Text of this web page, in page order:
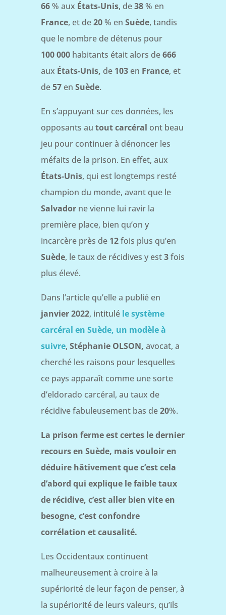
66% aux États-Unis, de38% en
France, et de20% en Suède, tandis
que le nombre de détenus pour
100 000habitants était alors de666
aux États-Unis, de 103 en France, et
de57en Suède.
En s’appuyant sur ces données, les
opposants au tout carcéral ont beau
jeu pour continuer à dénoncer les
méfaits de la prison. En effet, aux
États-Unis, qui est longtemps resté
champion du monde, avant que le
Salvadorne vienne lui ravir la
première place, bien qu’on y
incarcère près de 12fois plus qu’en
Suède, le taux de récidives y est3fois
plus élevé.
Dans l’article qu’elle a publié en
janvier 2022, intitulé le système
carcéral en Suède, un modèle à
suivre, Stéphanie OLSON, avocat, a
cherché les raisons pour lesquelles
ce pays apparaît comme une sorte
d’eldorado carcéral, au taux de
récidive fabuleusement bas de20%.
La prison ferme est certes le dernier
recours en Suède, mais vouloir en
déduire hâtivement que c’est cela
d’abord qui explique le faible taux
de récidive, c’est aller bien vite en
besogne, c’est confondre
corrélation et causalité.
Les Occidentaux continuent
malheureusement à croire à la
supériorité de leur façon de penser, à
la supériorité de leurs valeurs, qu’ils